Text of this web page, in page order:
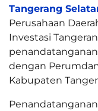
Tangerang
Perusahaan
Investasi
dengan
Kabupaten